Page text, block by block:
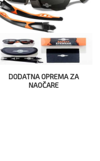
DODATNA OPREMA ZA
NAOČARE